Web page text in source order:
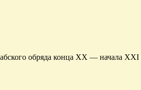
обряда конца XX — начала